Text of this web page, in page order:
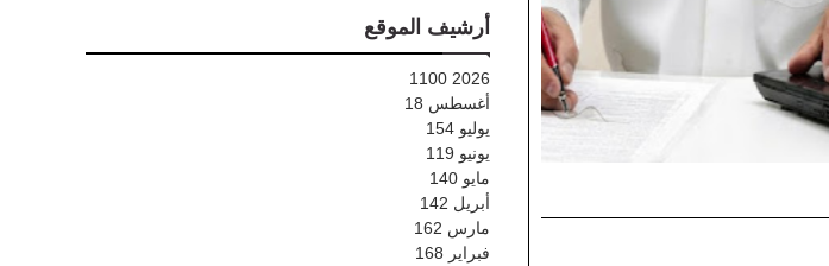
أرشيف الموقع
2026
1100
أغسطس 18
يوليو 154
يونيو 119
مايو 140
أبريل 142
مارس 162
فبراير 168